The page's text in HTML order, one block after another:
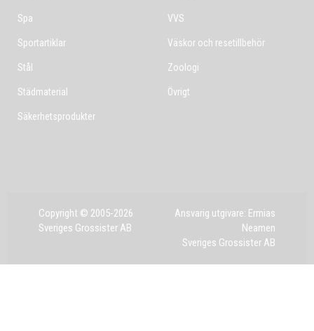
Spa
Sportartiklar
Stål
Städmaterial
Säkerhetsprodukter
VVS
Väskor och resetillbehör
Zoologi
Övrigt
Copyright © 2005-2026
Sveriges Grossister AB
Ansvarig utgivare: Ermias
Neamen
Sveriges Grossister AB